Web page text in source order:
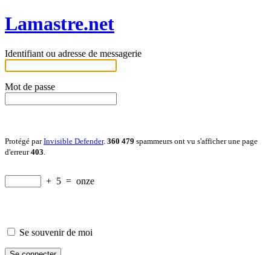
Lamastre.net
Identifiant ou adresse de messagerie
Mot de passe
Protégé parInvisible Defender. 360 479 spammeurs ont vu s'afficher une page
d'erreur403
+ 5 = onze
Se souvenir de moi